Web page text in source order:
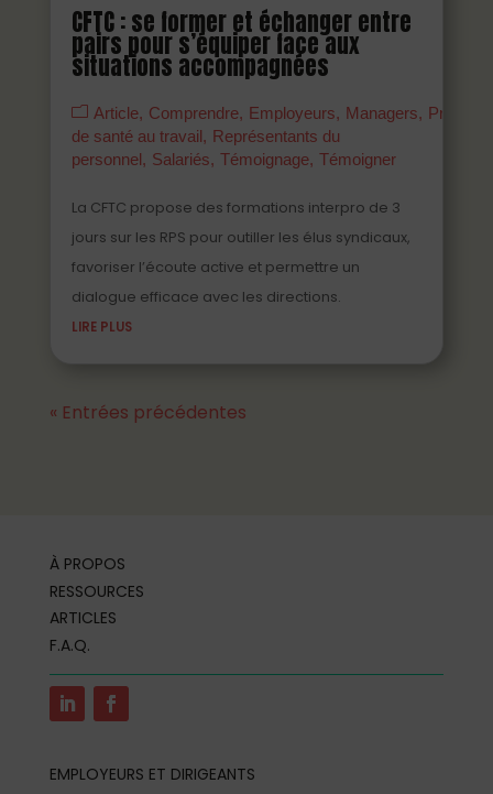
CFTC : se former et échanger entre
pairs pour s’équiper face aux
situations accompagnées
Article Comprendre Employeurs Managers
Prévenir
de santé au travail
Représentants du
personnel
Salariés Témoignage Témoigner
La CFTC propose des formations interpro de 3
jours sur les RPS pour outiller les élus syndicaux,
favoriser l’écoute active et permettre un
dialogue efficace avec les directions.
LIRE PLUS
« Entrées précédentes
À PROPOS
RESSOURCES
ARTICLES
F.A.Q.
EMPLOYEURS ET DIRIGEANTS